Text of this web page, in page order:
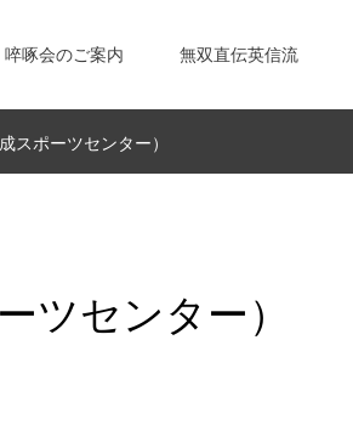
啐啄会のご案内 無双直伝英信流
スポーツセンター）
ツセンター）